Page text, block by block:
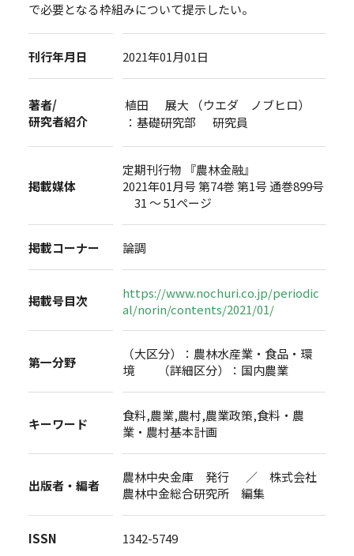
で必要となる枠組みについて提示したい。
刊行年月日 2021年01月01日
著者/
研究者紹介
植田 展大 （ウエダ ノブヒロ）
：基礎研究部 研究員
掲載媒体
定期刊行物 『農林金融』
2021年01月号 第74巻 第1号 通巻899号
31 ～ 51ページ
掲載コーナー 論調
掲載号目次
https://www.nochuri.co.jp/periodic
al/norin/contents/2021/01/
第一分野
（大区分）：農林水産業・食品・環
境 （詳細区分）：国内農業
キーワード
食料,農業,農村,農業政策,食料・農
業・農村基本計画
出版者・編者
農林中央金庫 発行 ／ 株式会社
農林中金総合研究所 編集
ISSN 1342-5749